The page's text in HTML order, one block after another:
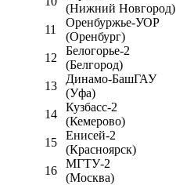
(Нижний Новгород)
11
Оренбуржье-УОР
(Оренбург)
12
Белогорье-2
(Белгород)
13
Динамо-БашГАУ
(Уфа)
14
Кузбасс-2
(Кемерово)
15
Енисей-2
(Красноярск)
16
МГТУ-2
(Москва)